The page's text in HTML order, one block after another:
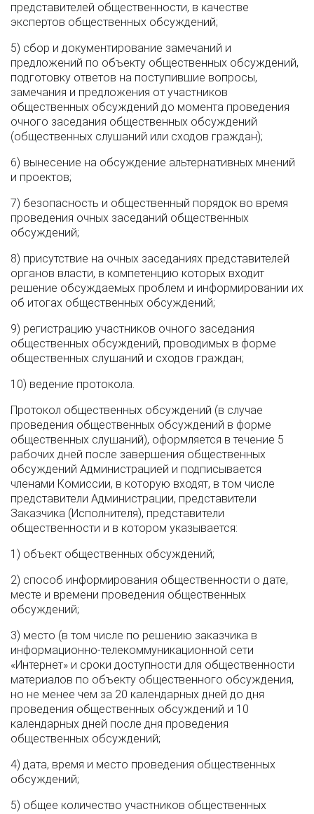
представителей общественности, в качестве
экспертов общественных обсуждений;
5) сбор и документирование замечаний и
предложений по объекту общественных обсуждений,
подготовку ответов на поступившие вопросы,
замечания и предложения от участников
общественных обсуждений до момента проведения
очного заседания общественных обсуждений
(общественных слушаний или сходов граждан);
6) вынесение на обсуждение альтернативных мнений
и проектов;
7) безопасность и общественный порядок во время
проведения очных заседаний общественных
обсуждений;
8) присутствие на очных заседаниях представителей
органов власти, в компетенцию которых входит
решение обсуждаемых проблем и информировании их
об итогах общественных обсуждений;
9) регистрацию участников очного заседания
общественных обсуждений, проводимых в форме
общественных слушаний и сходов граждан;
10) ведение протокола.
Протокол общественных обсуждений (в случае
проведения общественных обсуждений в форме
общественных слушаний), оформляется в течение 5
рабочих дней после завершения общественных
обсуждений Администрацией и подписывается
членами Комиссии, в которую входят, в том числе
представители Администрации, представители
Заказчика (Исполнителя), представители
общественности и в котором указывается:
1) объект общественных обсуждений;
2) способ информирования общественности о дате,
месте и времени проведения общественных
обсуждений;
3) место (в том числе по решению заказчика в
информационно-телекоммуникационной сети
«Интернет» и сроки доступности для общественности
материалов по объекту общественного обсуждения,
но не менее чем за 20 календарных дней до дня
проведения общественных обсуждений и 10
календарных дней после дня проведения
общественных обсуждений;
4) дата, время и место проведения общественных
обсуждений;
5) общее количество участников общественных